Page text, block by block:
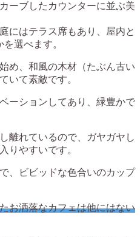
ーブしたカウンターに並ぶ美
にはテラス席もあり、屋内と
選べます。
め、和風の木材（たぶん古い
いて素敵です。
ーションしてあり、緑豊かで
離れているので、ガヤガヤし
りやすいです。
、ビビッドな色合いのカップ
お洒落なカフェは他にはない